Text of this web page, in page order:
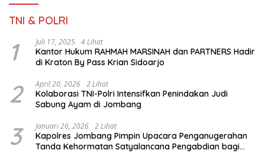
TNI & POLRI
1 Juli 17, 2025 4 Lihat
Kantor Hukum RAHMAH MARSINAH dan PARTNERS Hadir
di Kraton By Pass Krian Sidoarjo
2 April 20, 2026 2 Lihat
Kolaborasi TNI-Polri Intensifkan Penindakan Judi
Sabung Ayam di Jombang
3 Januari 26, 2026 2 Lihat
Kapolres Jombang Pimpin Upacara Penganugerahan
Tanda Kehormatan Satyalancana Pengabdian bagi